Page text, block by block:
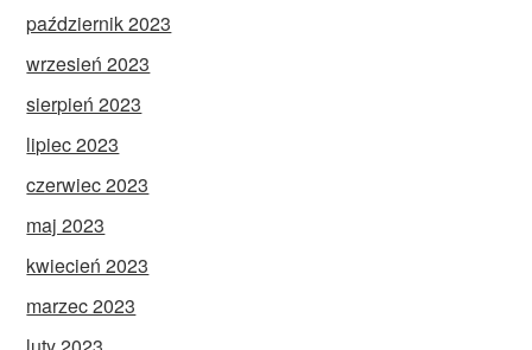
październik 2023
wrzesień 2023
sierpień 2023
lipiec 2023
czerwiec 2023
maj 2023
kwiecień 2023
marzec 2023